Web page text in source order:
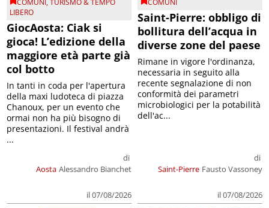
COMUNI,TURISMO & TEMPO
LIBERO
GiocAosta: Ciak si
gioca! L’edizione della
maggiore età parte già
col botto
Aosta
di
Alessandro Bianchet
il 07/08/2026
In tanti in coda per l'apertura
della maxi ludoteca di piazza
Chanoux, per un evento che
ormai non ha più bisogno di
presentazioni. Il festival andrà
...
COMUNI
Saint-Pierre: obbligo di
bollitura dell’acqua in
diverse zone del paese
Saint-Pierre
di
Fausto Vassoney
il 07/08/2026
Rimane in vigore l'ordinanza,
necessaria in seguito alla
recente segnalazione di non
conformità dei parametri
microbiologici per la potabilità
dell'ac...